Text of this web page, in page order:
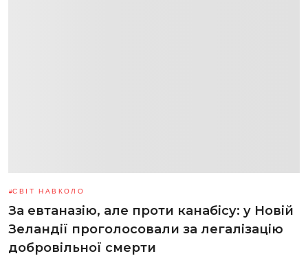
СВІТ НАВКОЛО
За евтаназію, але проти канабісу: у Новій
Зеландії проголосовали за легалізацію
добровільної смерти